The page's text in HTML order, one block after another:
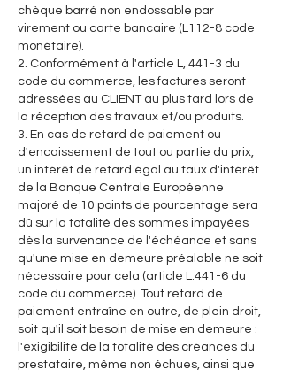
chèque barré non endossable par
virement ou carte bancaire (L112-8 code
monétaire).
2. Conformément à l'article L, 441-3 du
code du commerce, les factures seront
adressées au CLIENT au plus tard lors de
la réception des travaux et/ou produits.
3. En cas de retard de paiement ou
d'encaissement de tout ou partie du prix,
un intérêt de retard égal au taux d'intérêt
de la Banque Centrale Européenne
majoré de 10 points de pourcentage sera
dû sur la totalité des sommes impayées
dès la survenance de l'échéance et sans
qu'une mise en demeure préalable ne soit
nécessaire pour cela (article L.441-6 du
code du commerce). Tout retard de
paiement entraîne en outre, de plein droit,
soit qu'il soit besoin de mise en demeure :
l'exigibilité de la totalité des créances du
prestataire, même non échues, ainsi que